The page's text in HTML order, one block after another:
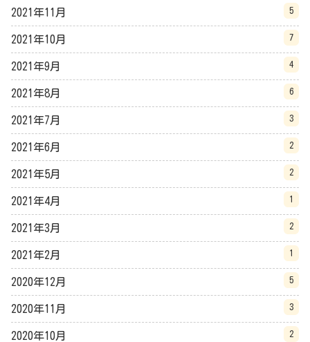
2021年11月 5
2021年10月 7
2021年9月 4
2021年8月 6
2021年7月 3
2021年6月 2
2021年5月 2
2021年4月 1
2021年3月 2
2021年2月 1
2020年12月 5
2020年11月 3
2020年10月 2